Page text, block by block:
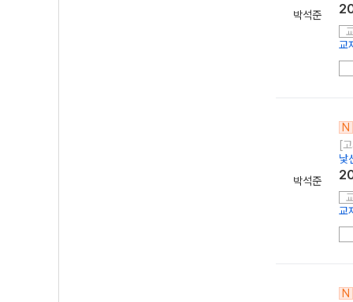
박석준
교
박석준
N
[
낯
교
N